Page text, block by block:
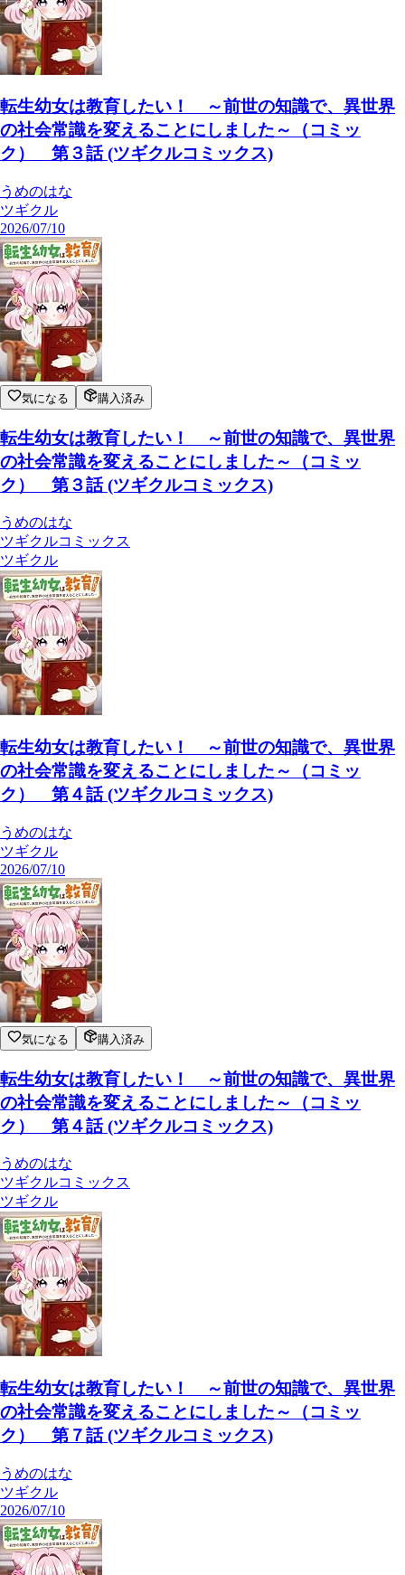
転生幼女は教育したい！ ～前世の知識で、異世界
の社会常識を変えることにしました～（コミッ
ク） 第３話 (ツギクルコミックス)
うめのはな
ツギクル
2026/07/10
気になる 購入済み
転生幼女は教育したい！ ～前世の知識で、異世界
の社会常識を変えることにしました～（コミッ
ク） 第３話 (ツギクルコミックス)
うめのはな
ツギクルコミックス
ツギクル
転生幼女は教育したい！ ～前世の知識で、異世界
の社会常識を変えることにしました～（コミッ
ク） 第４話 (ツギクルコミックス)
うめのはな
ツギクル
2026/07/10
気になる 購入済み
転生幼女は教育したい！ ～前世の知識で、異世界
の社会常識を変えることにしました～（コミッ
ク） 第４話 (ツギクルコミックス)
うめのはな
ツギクルコミックス
ツギクル
転生幼女は教育したい！ ～前世の知識で、異世界
の社会常識を変えることにしました～（コミッ
ク） 第７話 (ツギクルコミックス)
うめのはな
ツギクル
2026/07/10